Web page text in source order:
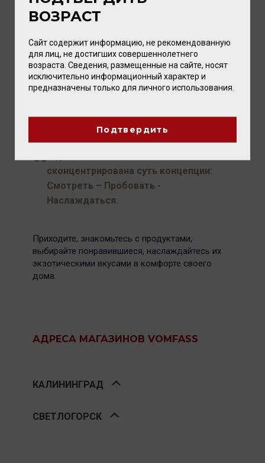
помогут Вам сориентироваться во всем
многообразии и бесчисленных комбинациях
подобрать то, что нужно именно Вам.
Тут же находится и уютная барная зона,
располагающая к вдумчивой дегустации всех
сконцентрирована суть концепции:
Смотреть – Пробовать -
Наслаждаться.
Приходите, знакомьтесь с продуктами,
выбирайте понравившиеся, наслаждайтесь их
экзотическими вкусами в комфорте своего
дома.
АДРЕСА МАГАЗИНОВ VOMFASS
КАЛИНИНГРАД
СВЕТЛОГОРСК
ВОЗРАСТ
Сайт содержит информацию, не рекомендованную
для лиц, не достигших совершеннолетнего
возраста. Сведения, размещенные на сайте, носят
исключительно информационный характер и
предназначены только для личного использования.
Подтвердить